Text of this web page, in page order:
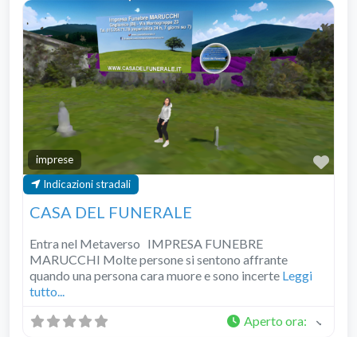
imprese
Indicazioni stradali
CASA DEL FUNERALE
Entra nel Metaverso IMPRESA FUNEBRE
MARUCCHI Molte persone si sentono affrante
quando una persona cara muore e sono incerte Leggi
tutto...
Aperto ora: